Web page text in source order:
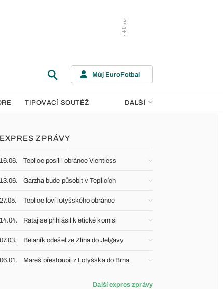
Můj EuroFotbal
TIPOVACÍ SOUTĚŽ DALŠÍ
EXPRES ZPRÁVY
16.06. Teplice posílil obránce Vientiess
13.06. Garzha bude působit v Teplicích
27.05. Teplice loví lotyšského obránce
14.04. Rataj se přihlásil k etické komisi
07.03. Belaník odešel ze Zlína do Jelgavy
06.01. Mareš přestoupil z Lotyšska do Brna
Další expres zprávy